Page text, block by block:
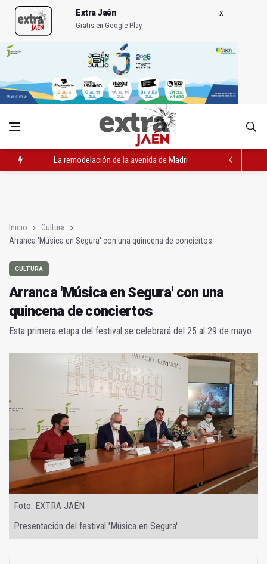
Extra Jaén
Gratis en Google Play
La remodelación de la avenida de Madrid contará con 3,2
Inicio
Cultura
Arranca 'Música en Segura' con una quincena de conciertos
CULTURA
Arranca 'Música en Segura' con una
quincena de conciertos
Esta primera etapa del festival se celebrará del 25 al 29 de mayo
Foto: EXTRA JAÉN
Presentación del festival 'Música en Segura'